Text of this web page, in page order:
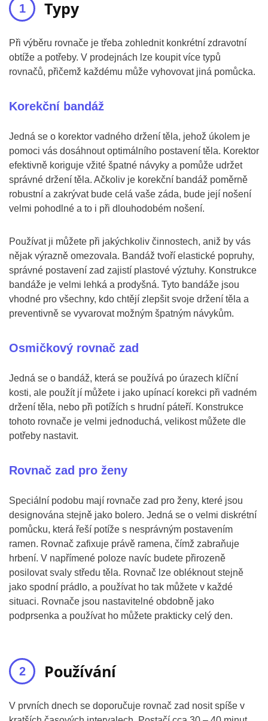
Typy
Při výběru rovnače je třeba zohlednit konkrétní zdravotní
obtíže a potřeby. V prodejnách lze koupit více typů
rovnačů, přičemž každému může vyhovovat jiná pomůcka.
Korekční bandáž
Jedná se o korektor vadného držení těla, jehož úkolem je
pomoci vás dosáhnout optimálního postavení těla. Korektor
efektivně koriguje vžité špatné návyky a pomůže udržet
správné držení těla. Ačkoliv je korekční bandáž poměrně
robustní a zakrývat bude celá vaše záda, bude její nošení
velmi pohodlné a to i při dlouhodobém nošení.
Používat ji můžete při jakýchkoliv činnostech, aniž by vás
nějak výrazně omezovala. Bandáž tvoří elastické popruhy,
správné postavení zad zajistí plastové výztuhy. Konstrukce
bandáže je velmi lehká a prodyšná. Tyto bandáže jsou
vhodné pro všechny, kdo chtějí zlepšit svoje držení těla a
preventivně se vyvarovat možným špatným návykům.
Osmičkový rovnač zad
Jedná se o bandáž, která se používá po úrazech klíční
kosti, ale použít jí můžete i jako upínací korekci při vadném
držení těla, nebo při potížích s hrudní páteří. Konstrukce
tohoto rovnače je velmi jednoduchá, velikost můžete dle
potřeby nastavit.
Rovnač zad pro ženy
Speciální podobu mají rovnače zad pro ženy, které jsou
designována stejně jako bolero. Jedná se o velmi diskrétní
pomůcku, která řeší potíže s nesprávným postavením
ramen. Rovnač zafixuje právě ramena, čímž zabraňuje
hrbení. V napřímené poloze navíc budete přirozeně
posilovat svaly středu těla. Rovnač lze obléknout stejně
jako spodní prádlo, a používat ho tak můžete v každé
situaci. Rovnače jsou nastavitelné obdobně jako
podprsenka a používat ho můžete prakticky celý den.
Používání
V prvních dnech se doporučuje rovnač zad nosit spíše v